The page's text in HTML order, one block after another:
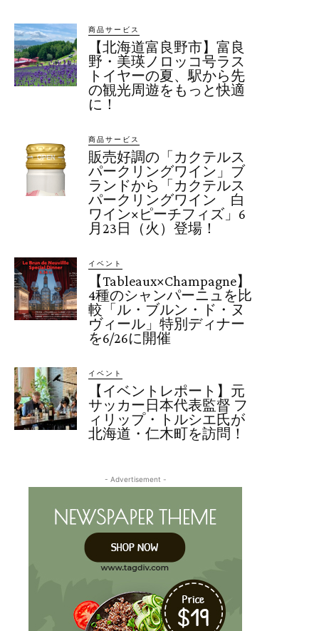
商品サービス
【北海道富良野市】富良
野・美瑛ノロッコ号ラス
トイヤーの夏、駅から先
の観光周遊をもっと快適
に！
商品サービス
販売好調の「カクテルス
パークリングワイン」ブ
ランドから「カクテルス
パークリングワイン 白
ワイン×ピーチフィズ」6
月23日（火）登場！
イベント
【Tableaux×Champagne】
4種のシャンパーニュを比
較「ル・ブルン・ド・ヌ
ヴィール」特別ディナー
を6/26に開催
イベント
【イベントレポート】元
サッカー日本代表監督 フ
ィリップ・トルシエ氏が
北海道・仁木町を訪問！
- Advertisement -